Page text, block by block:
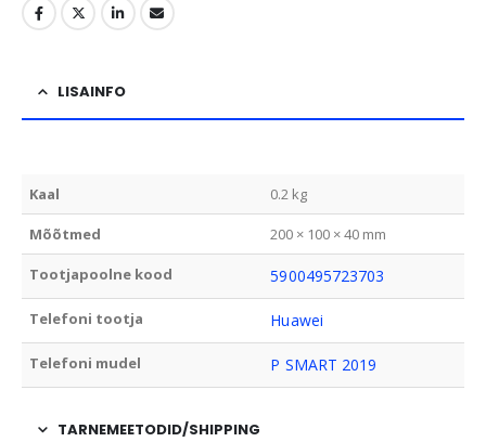
LISAINFO
Kaal 0.2 kg
Mõõtmed 200 × 100 × 40 mm
Tootjapoolne kood 5900495723703
Telefoni tootja Huawei
Telefoni mudel P SMART 2019
TARNEMEETODID/SHIPPING